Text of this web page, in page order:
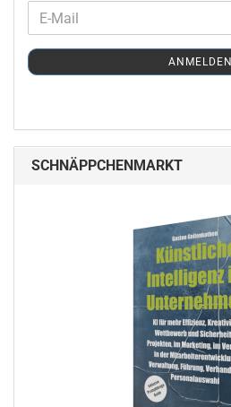
WEITER
ZUR
NEWSLETTER-
ANMELDUNG
E-
Mail
ANMELDEN
SCHNÄPPCHENMARKT